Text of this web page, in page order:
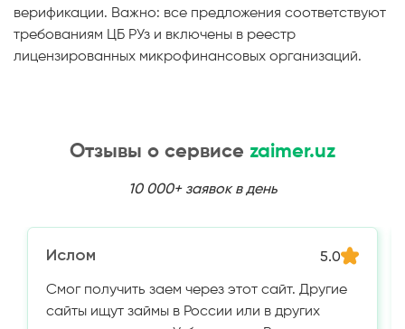
верификации. Важно: все предложения соответствуют
требованиям ЦБ РУз и включены в реестр
лицензированных микрофинансовых организаций.
Отзывы о сервисе zaimer.uz
10 000+ заявок в день
Ислом 5.0
Смог получить заем через этот сайт. Другие
сайты ищут займы в России или в других